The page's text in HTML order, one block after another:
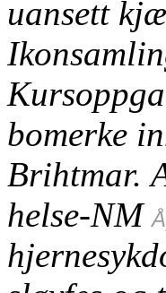
uansett
bomerke
Brihtmar.
helse-NM